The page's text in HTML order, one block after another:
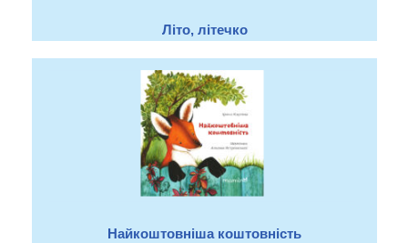
Літо, літечко
Найкоштовніша коштовність